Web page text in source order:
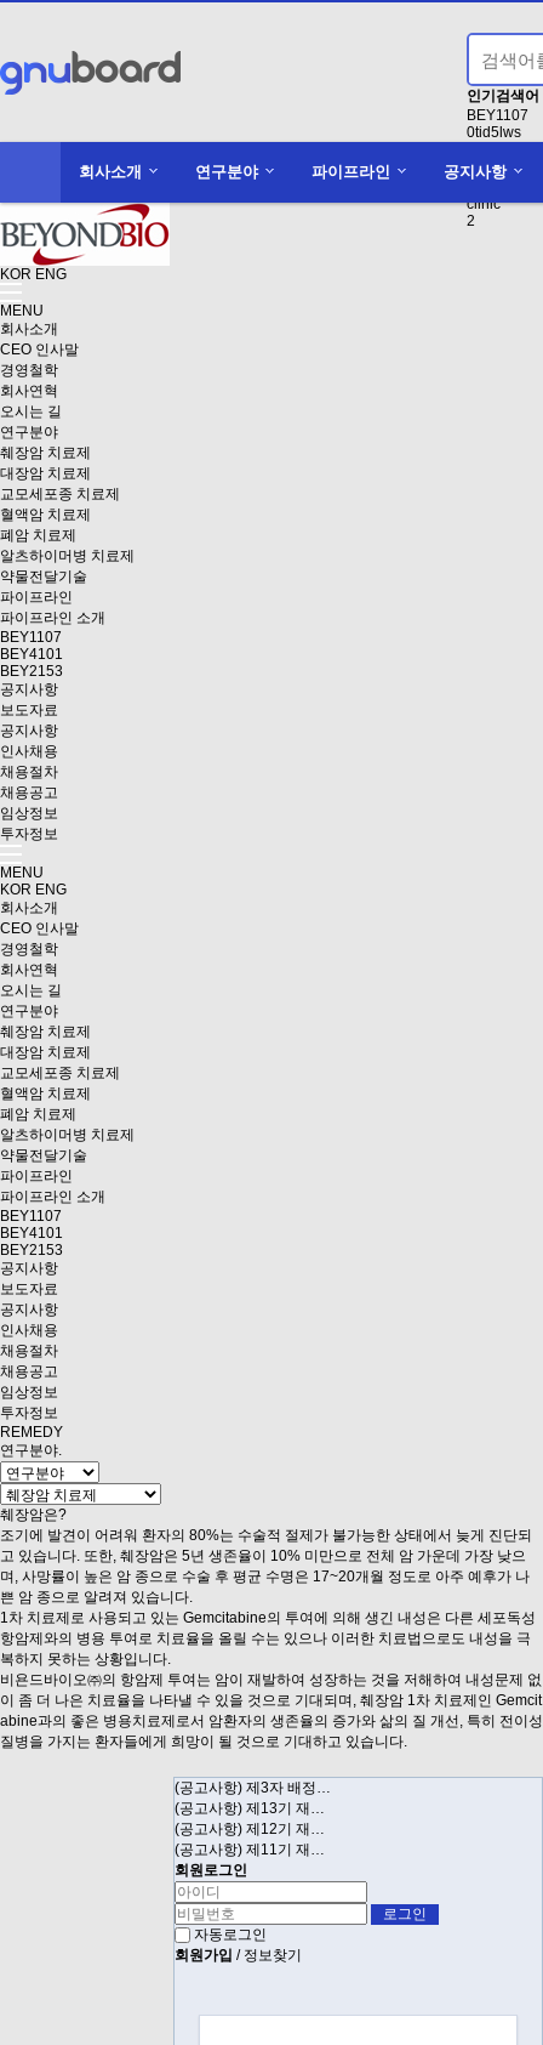
인기검색어
BEY1107
0tid5lws
액면분할
clinic
2
회사소개 연구분야 파이프라인 공지사항
KOR ENG
MENU
회사소개
CEO 인사말
경영철학
회사연혁
오시는 길
연구분야
췌장암 치료제
대장암 치료제
교모세포종 치료제
혈액암 치료제
폐암 치료제
알츠하이머병 치료제
약물전달기술
파이프라인
파이프라인 소개
BEY1107
BEY4101
BEY2153
공지사항
보도자료
공지사항
인사채용
채용절차
채용공고
임상정보
투자정보
MENU
KOR ENG
회사소개
CEO 인사말
경영철학
회사연혁
오시는 길
연구분야
췌장암 치료제
대장암 치료제
교모세포종 치료제
혈액암 치료제
폐암 치료제
알츠하이머병 치료제
약물전달기술
파이프라인
파이프라인 소개
BEY1107
BEY4101
BEY2153
공지사항
보도자료
공지사항
인사채용
채용절차
채용공고
임상정보
투자정보
REMEDY
연구분야.
췌장암은?
조기에 발견이 어려워 환자의 80%는 수술적 절제가 불가능한 상태에서 늦게 진단되
고 있습니다. 또한, 췌장암은 5년 생존율이 10% 미만으로 전체 암 가운데 가장 낮으
며, 사망률이 높은 암 종으로 수술 후 평균 수명은 17~20개월 정도로 아주 예후가 나
쁜 암 종으로 알려져 있습니다.
1차 치료제로 사용되고 있는 Gemcitabine의 투여에 의해 생긴 내성은 다른 세포독성
항암제와의 병용 투여로 치료율을 올릴 수는 있으나 이러한 치료법으로도 내성을 극
복하지 못하는 상황입니다.
비욘드바이오㈜의 항암제 투여는 암이 재발하여 성장하는 것을 저해하여 내성문제 없
이 좀 더 나은 치료율을 나타낼 수 있을 것으로 기대 되며, 췌장암 1차 치료제인 Gemcit
abine과의 좋은 병용치료제로서 암환자의 생존율의 증가와 삶의 질 개선, 특히 전이성
질병을 가지는 환자들에게 희망이 될 것으로 기대하고 있습니다.
(공고사항) 제3자 배정…
(공고사항) 제13기 재…
(공고사항) 제12기 재…
(공고사항) 제11기 재…
회원로그인
자동로그인
회원가입 / 정보찾기